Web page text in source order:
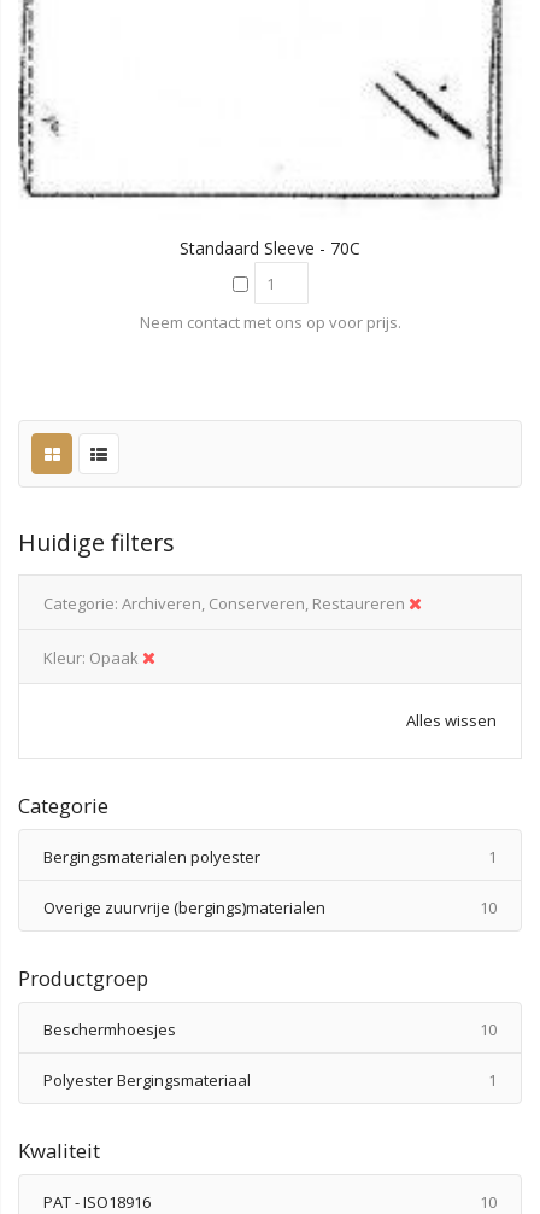
Standaard Sleeve - 70C
Neem contact met ons op voor prijs.
Huidige filters
Categorie Archiveren, Conserveren, Restaureren
Kleur Opaak
Alles wissen
Categorie
Bergingsmaterialen polyester 1
Overige zuurvrije (bergings)materialen 10
Productgroep
Beschermhoesjes 10
Polyester Bergingsmateriaal 1
Kwaliteit
PAT - ISO18916 10